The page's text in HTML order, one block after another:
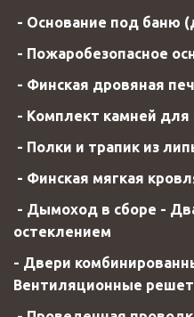
- Основание под баню
- Пожаробезопасное
- Финская дровяная
- Комплект камней для
- Полки и трапик из
- Финская мягкая
- Дымоход в сборе -
остеклением
- Двери
Вентиляционные